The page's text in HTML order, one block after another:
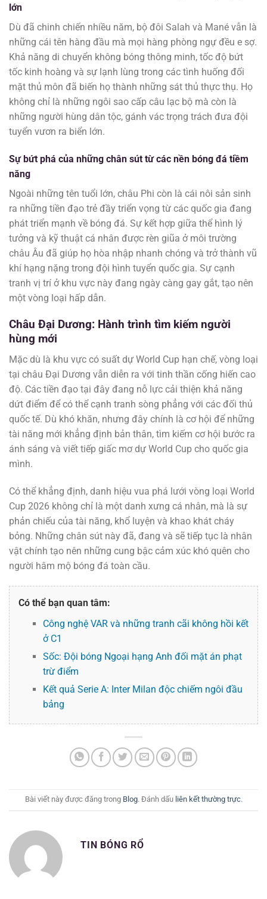
lớn
Dù đã chinh chiến nhiều năm, bộ đôi Salah và Mané vẫn là
những cái tên hàng đầu mà mọi hàng phòng ngự đều e sợ.
Khả năng di chuyển không bóng thông minh, tốc độ bứt
tốc kinh hoàng và sự lạnh lùng trong các tình huống đối
mặt thủ môn đã biến họ thành những sát thủ thực thụ. Họ
không chỉ là những ngôi sao cấp câu lạc bộ mà còn là
những người hùng dân tộc, gánh vác trọng trách đưa đội
tuyển vươn ra biển lớn.
Sự bứt phá của những chân sút từ các nền bóng đá tiềm
năng
Ngoài những tên tuổi lớn, châu Phi còn là cái nôi sản sinh
ra những tiền đạo trẻ đầy triển vọng từ các quốc gia đang
phát triển mạnh về bóng đá. Sự kết hợp giữa thể hình lý
tưởng và kỹ thuật cá nhân được rèn giũa ở môi trường
châu Âu đã giúp họ hòa nhập nhanh chóng và trở thành vũ
khí hạng nặng trong đội hình tuyển quốc gia. Sự cạnh
tranh vị trí ở khu vực này đang ngày càng gay gắt, tạo nên
một vòng loại hấp dẫn.
Châu Đại Dương: Hành trình tìm kiếm người
hùng mới
Mặc dù là khu vực có suất dự World Cup hạn chế, vòng loại
tại châu Đại Dương vẫn diễn ra với tinh thần cống hiến cao
độ. Các tiền đạo tại đây đang nỗ lực cải thiện khả năng
dứt điểm để có thể cạnh tranh sòng phẳng với các đối thủ
quốc tế. Dù khó khăn, nhưng đây chính là cơ hội để những
tài năng mới khẳng định bản thân, tìm kiếm cơ hội bước ra
ánh sáng và viết tiếp giấc mơ dự World Cup cho quốc gia
mình.
Có thể khẳng định, danh hiệu vua phá lưới vòng loại World
Cup 2026 không chỉ là một danh xưng cá nhân, mà là sự
phản chiếu của tài năng, khổ luyện và khao khát cháy
bỏng. Những chân sút này đã, đang và sẽ tiếp tục là nhân
vật chính tạo nên những cung bậc cảm xúc khó quên cho
người hâm mộ bóng đá toàn cầu.
Có thể bạn quan tâm:
Công nghệ VAR và những tranh cãi không hồi kết
ở C1
Sốc: Đội bóng Ngoại hạng Anh đối mặt án phạt
trừ điểm
Kết quả Serie A: Inter Milan độc chiếm ngôi đầu
bảng
Bài viết này được đăng trong Blog. Đánh dấu liên kết thường trực.
TIN BÓNG RỔ